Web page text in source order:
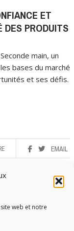
web et notre
ET
DES PRODUITS
main, un
bases du marché
et ses défis.
EMAIL